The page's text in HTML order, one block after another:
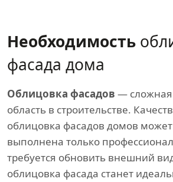
Необходимость
фасада дома
Облицовка фасадов — сложная
область в строительстве.
облицовка фасадов домов
выполнена только
требуется обновить внешний
облицовка фасада станет